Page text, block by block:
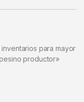
para mayor
productor»